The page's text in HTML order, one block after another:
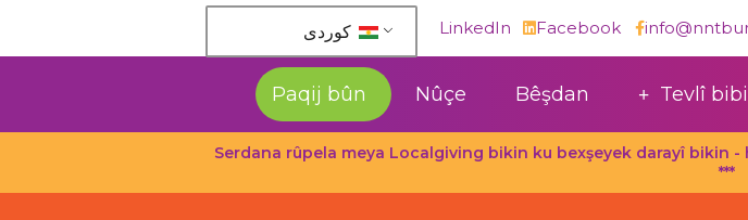
Facebook
LinkedIn كوردی‎
Tevlî
Bêşdan
Nûçe
Paqij bûn
*** Serdana rûpela meya Localgiving bikin ku bexşeyek darayî
***